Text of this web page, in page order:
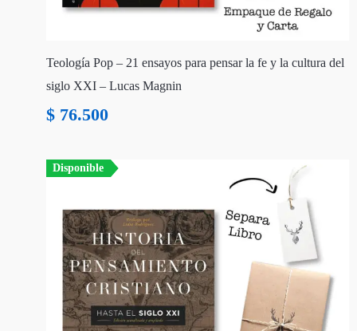
Teología Pop – 21 ensayos para pensar la fe y la cultura del
siglo XXI – Lucas Magnin
$ 76.500
Disponible